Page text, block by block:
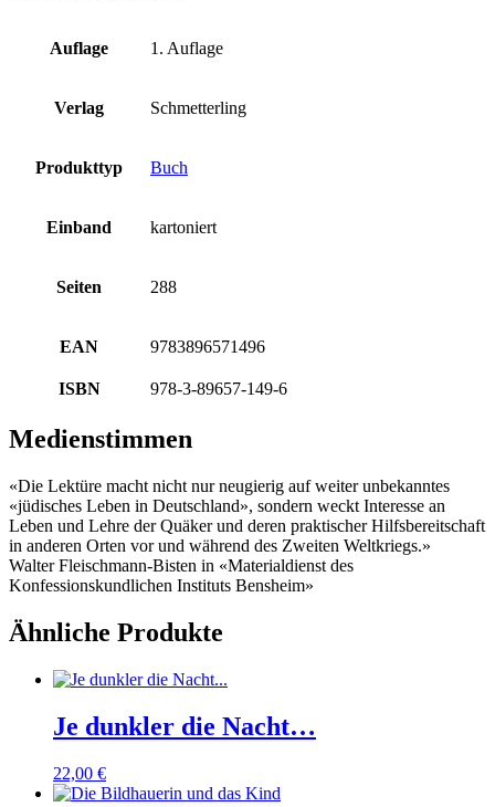
Auflage 1. Auflage
Verlag Schmetterling
Produkttyp Buch
Einband kartoniert
Seiten 288
EAN 9783896571496
ISBN 978-3-89657-149-6
Medienstimmen
«Die Lektüre macht nicht nur neugierig auf weiter unbekanntes
«jüdisches Leben in Deutschland», sondern weckt Interesse an
Leben und Lehre der Quäker und deren praktischer Hilfsbereitschaft
in anderen Orten vor und während des Zweiten Weltkriegs.»
Walter Fleischmann-Bisten in «Materialdienst des
Konfessionskundlichen Instituts Bensheim»
Ähnliche Produkte
Je dunkler die Nacht…
22,00 €